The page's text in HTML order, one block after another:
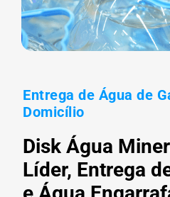
Entrega de Água de
Domicílio
Disk Água
Líder, Entrega